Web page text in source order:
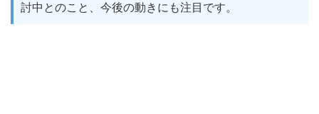
討中とのこと、今後の動きにも注目です。